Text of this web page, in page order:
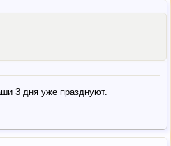
3 дня уже празднуют.